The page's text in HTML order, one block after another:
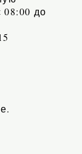
до